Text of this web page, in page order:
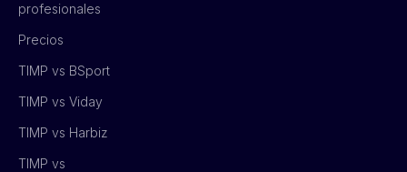
profesionales
Precios
TIMP vs BSport
TIMP vs Viday
TIMP vs Harbiz
TIMP vs